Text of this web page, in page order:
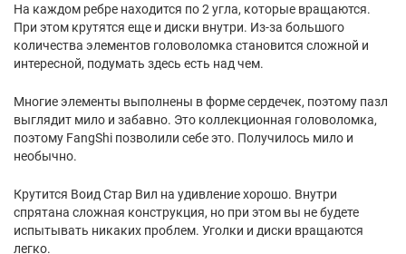
На каждом ребре находится по 2 угла, которые вращаются.
При этом крутятся еще и диски внутри. Из-за большого
количества элементов головоломка становится сложной и
интересной, подумать здесь есть над чем.
Многие элементы выполнены в форме сердечек, поэтому пазл
выглядит мило и забавно. Это коллекционная головоломка,
поэтому FangShi позволили себе это. Получилось мило и
необычно.
Крутится Воид Стар Вил на удивление хорошо. Внутри
спрятана сложная конструкция, но при этом вы не будете
испытывать никаких проблем. Уголки и диски вращаются
легко.